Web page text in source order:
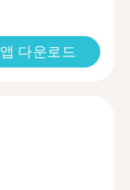
앱 다운로드